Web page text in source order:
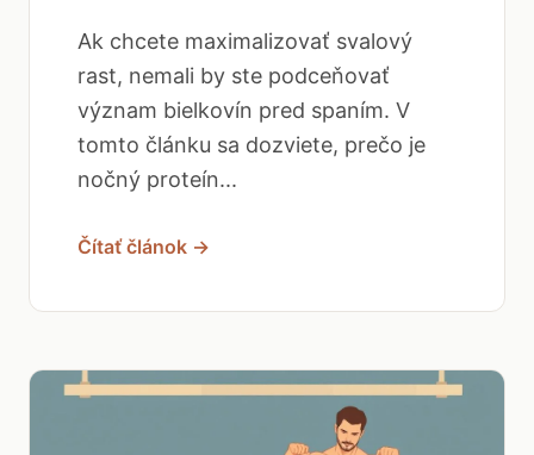
Ak chcete maximalizovať svalový
rast, nemali by ste podceňovať
význam bielkovín pred spaním. V
tomto článku sa dozviete, prečo je
nočný proteín...
Čítať článok →